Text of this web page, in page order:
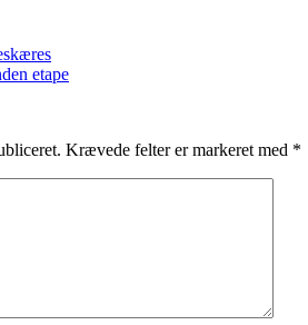
etape
Krævede felter er markeret med *